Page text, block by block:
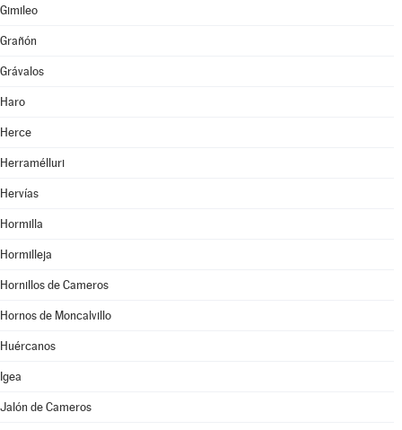
Gimileo
Grañón
Grávalos
Haro
Herce
Herramélluri
Hervías
Hormilla
Hormilleja
Hornillos de Cameros
Hornos de Moncalvillo
Huércanos
Igea
Jalón de Cameros